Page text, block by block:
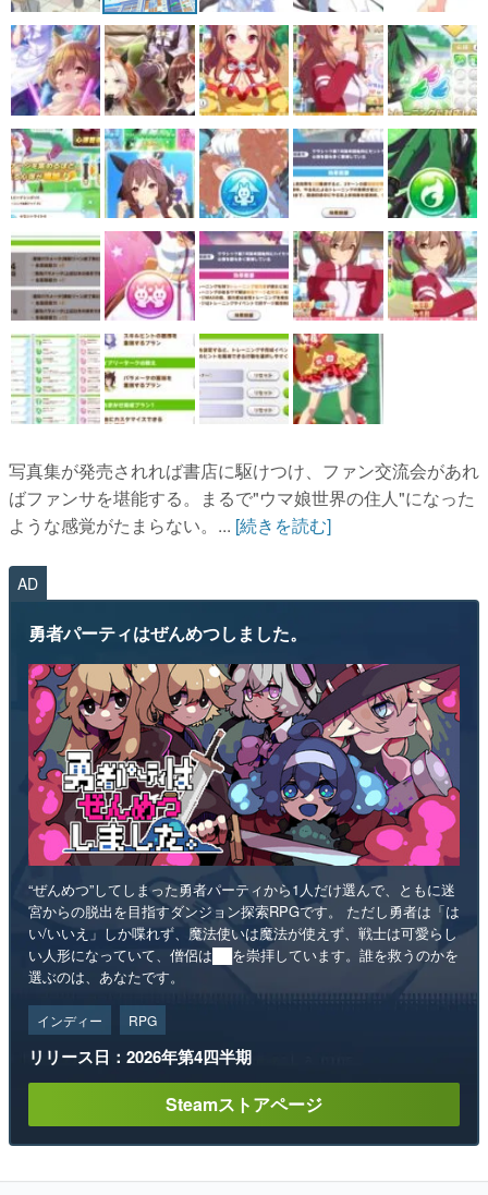
写真集が発売されれば書店に駆けつけ、ファン交流会があれ
ばファンサを堪能する。まるで"ウマ娘世界の住人"になった
ような感覚がたまらない。... [続きを読む]
AD
勇者パーティはぜんめつしました。
“ぜんめつ”してしまった勇者パーティから1人だけ選んで、ともに迷
宮からの脱出を目指すダンジョン探索RPGです。 ただし勇者は「は
い/いいえ」しか喋れず、魔法使いは魔法が使えず、戦士は可愛らし
い人形になっていて、僧侶は██を崇拝しています。誰を救うのかを
選ぶのは、あなたです。
インディー RPG
リリース日：2026年第4四半期
Steamストアページ